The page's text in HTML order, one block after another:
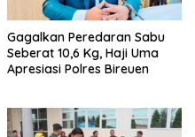
Gagalkan Peredaran Sabu
Seberat 10,6 Kg, Haji Uma
Apresiasi Polres Bireuen